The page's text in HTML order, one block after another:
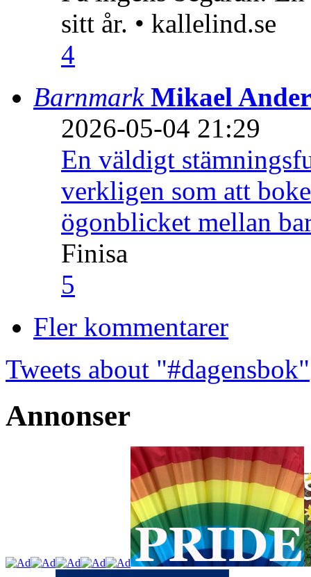
sitt år. • kallelind.se
4
Barnmark Mikael
2026-05-04 21:29
En väldigt
verkligen som att
ögonblicket mellan
Finisa
5
Fler kommentarer
Tweets about "#dagensbok"
Annonser